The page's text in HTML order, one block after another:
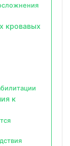
кровавых
к